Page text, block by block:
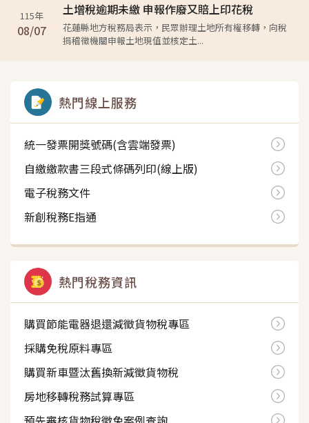
115年
08/07
土增稅逾期未繳 申報作廢又賠上印花稅
花蓮縣地方稅務局表示，民眾辦理土地所有權移轉，向稅
捐稽徵機關申報土地現值並核定土...
熱門線上服務
統一發票開獎號碼(含雲端發票)
自繳繳款書三段式條碼列印(線上版)
電子稅務文件
新創稅務E指通
熱門稅務資訊
購買節能電器退還減徵貨物稅專區
採購免稅原料專區
購買新車暨汰舊換新減徵貨物稅
房地移轉稅務試算專區